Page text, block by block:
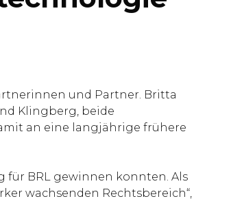
und Partner. Britta
Klingberg, beide
an eine langjährige frühere
BRL gewinnen konnten. Als
wachsenden Rechtsbereich“,